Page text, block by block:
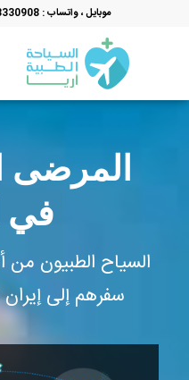
موبایل ، واتساب : 989303330908+
المرضى
في
السياح الطبيون من
سفرهم إلى إيران